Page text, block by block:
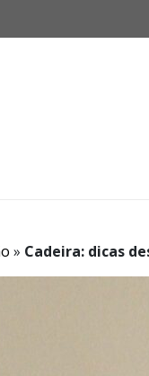
» Cadeira: dicas